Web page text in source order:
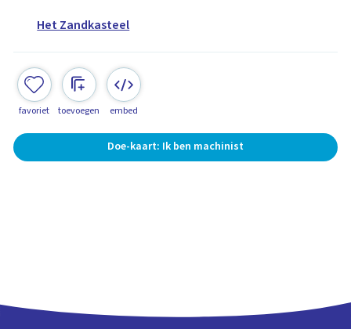
Het Zandkasteel
favoriet toevoegen embed
Doe-kaart: Ik ben machinist